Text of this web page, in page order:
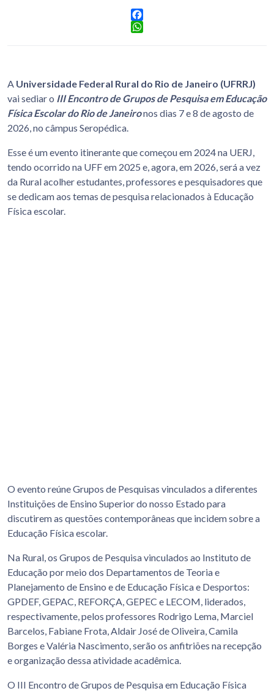
Facebook
A Universidade Federal Rural do Rio de Janeiro (UFRRJ)
vai sediar o III Encontro de Grupos de Pesquisa em Educação
Física Escolar do Rio de Janeironos dias 7 e 8 de agosto de
2026, no câmpus Seropédica.
Esse é um evento itinerante que começou em 2024 na UERJ,
tendo ocorrido na UFF em 2025 e, agora, em 2026, será a vez
da Rural acolher estudantes, professores e pesquisadores que
se dedicam aos temas de pesquisa relacionados à Educação
Física escolar.
O evento reúne Grupos de Pesquisas vinculados a diferentes
Instituições de Ensino Superior do nosso Estado para
discutirem as questões contemporâneas que incidem sobre a
Educação Física escolar.
Na Rural, os Grupos de Pesquisa vinculados ao Instituto de
Educação por meio dos Departamentos de Teoria e
Planejamento de Ensino e de Educação Física e Desportos:
GPDEF, GEPAC, REFORÇA, GEPEC e LECOM, liderados,
respectivamente, pelos professores Rodrigo Lema, Marciel
Barcelos, Fabiane Frota, Aldair José de Oliveira, Camila
Borges e Valéria Nascimento, serão os anfitriões na recepção
e organização dessa atividade acadêmica.
O III Encontro de Grupos de Pesquisa em Educação Física